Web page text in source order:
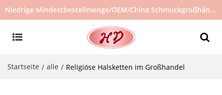
Niedrige Mindestbestellmenge/OEM/China Schmuckgroßhändler/Schmucklieferant/heiß verkaufter Schmuck auf Lager/kein gebrauchter Schmuck
Startseite / alle / Religiöse Halsketten im Großhandel